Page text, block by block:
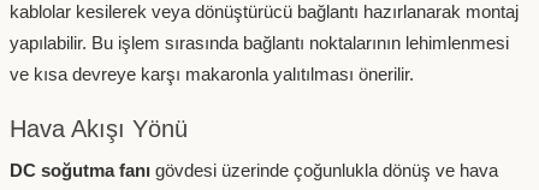
kablolar kesilerek veya dönüştürücü bağlantı hazırlanarak montaj
yapılabilir. Bu işlem sırasında bağlantı noktalarının lehimlenmesi
ve kısa devreye karşı makaronla yalıtılması önerilir.
Hava Akışı Yönü
DC soğutma fanı gövdesi üzerinde çoğunlukla dönüş ve hava